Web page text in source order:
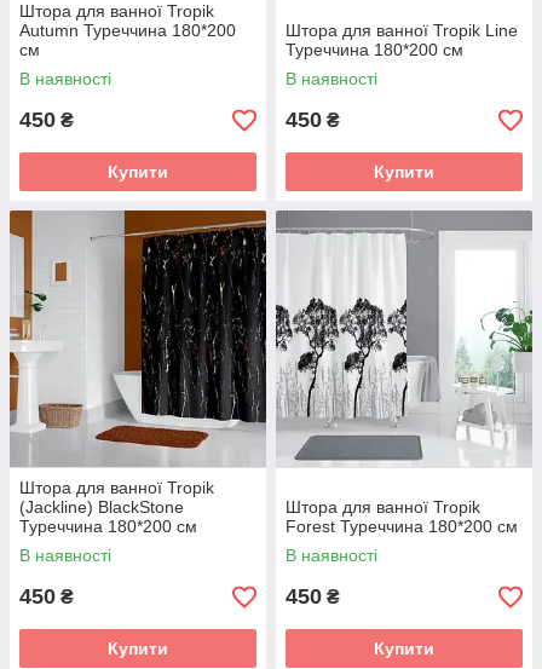
Штора для ванної Tropik
Autumn Туреччина 180*200
см
В наявності
450 ₴
Купити
Штора для ванної Tropik Line
Туреччина 180*200 см
В наявності
450 ₴
Купити
Штора для ванної Tropik
(Jackline) BlackStone
Туреччина 180*200 см
В наявності
450 ₴
Купити
Штора для ванної Tropik
Forest Туреччина 180*200 см
В наявності
450 ₴
Купити